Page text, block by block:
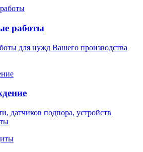
работы
для нужд Вашего производства
датчиков подпора, устройств